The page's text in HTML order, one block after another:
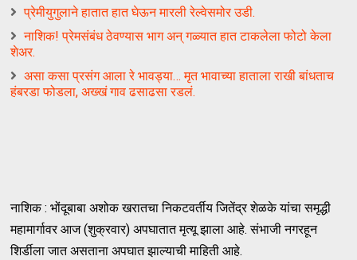
प्रेमीयुगुलाने हातात हात घेऊन मारली रेल्वेसमोर उडी.
नाशिक! प्रेमसंबंध ठेवण्यास भाग अन् गळ्यात हात टाकलेला फोटो केला
शेअर.
असा कसा प्रसंग आला रे भावड्या… मृत भावाच्या हाताला राखी बांधताच
हंबरडा फोडला, अख्खं गाव ढसाढसा रडलं.
नाशिक : भोंदूबाबा अशोक खरातचा निकटवर्तीय जितेंद्र शेळके यांचा समृद्धी
महामार्गावर आज (शुक्रवार) अपघातात मृत्यू झाला आहे. संभाजी नगरहून
शिर्डीला जात असताना अपघात झाल्याची माहिती आहे.